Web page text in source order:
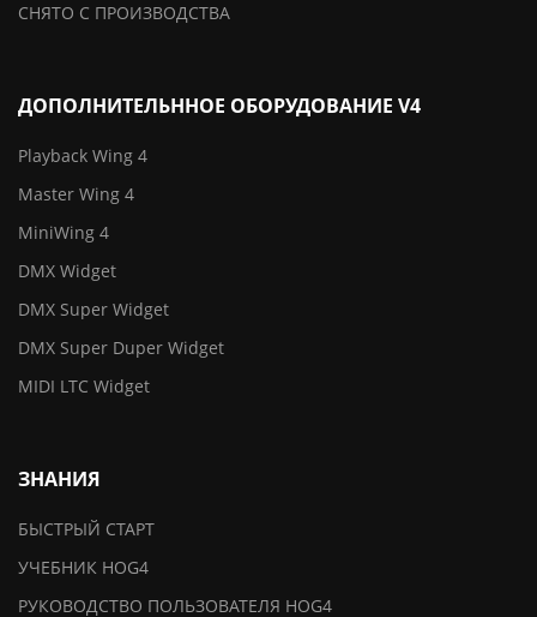
СНЯТО С ПРОИЗВОДСТВА
ДОПОЛНИТЕЛЬННОЕ ОБОРУДОВАНИЕ V4
Playback Wing 4
Master Wing 4
MiniWing 4
DMX Widget
DMX Super Widget
DMX Super Duper Widget
MIDI LTC Widget
ЗНАНИЯ
БЫСТРЫЙ СТАРТ
УЧЕБНИК HOG4
РУКОВОДСТВО ПОЛЬЗОВАТЕЛЯ HOG4